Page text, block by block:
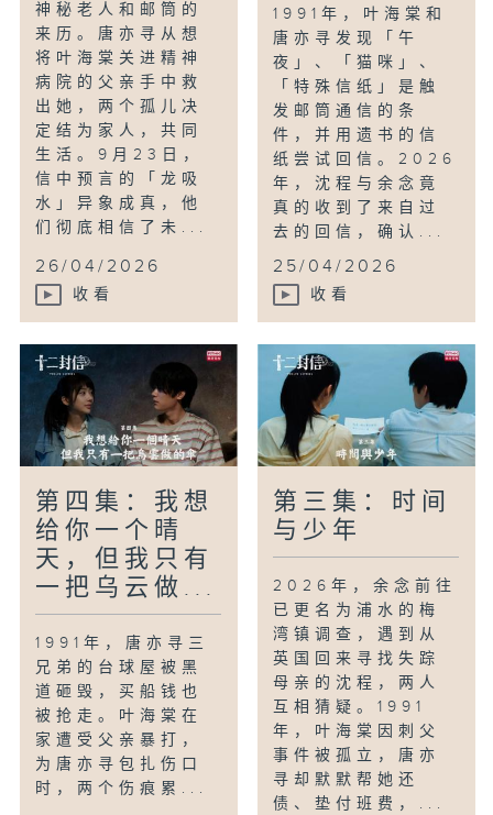
神秘老人和邮筒的
来历。唐亦寻从想
将叶海棠关进精神
病院的父亲手中救
出她，两个孤儿决
定结为家人，共同
生活。9月23日，
信中预言的「龙吸
水」异象成真，他
们彻底相信了未...
26/04/2026
收看
1991年，叶海棠和
唐亦寻发现「午
夜」、「猫咪」、
「特殊信纸」是触
发邮筒通信的条
件，并用遗书的信
纸尝试回信。2026
年，沈程与余念竟
真的收到了来自过
去的回信，确认...
25/04/2026
收看
第四集：我想
给你一个晴
天，但我只有
一把乌云做...
1991年，唐亦寻三
兄弟的台球屋被黑
道砸毁，买船钱也
被抢走。叶海棠在
家遭受父亲暴打，
为唐亦寻包扎伤口
时，两个伤痕累...
第三集：时间
与少年
2026年，余念前往
已更名为浦水的梅
湾镇调查，遇到从
英国回来寻找失踪
母亲的沈程，两人
互相猜疑。1991
年，叶海棠因刺父
事件被孤立，唐亦
寻却默默帮她还
债、垫付班费，...